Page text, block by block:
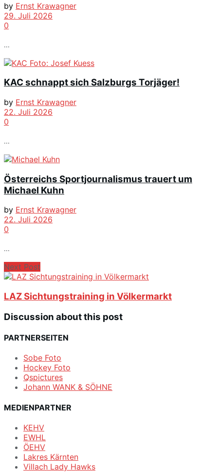
by Ernst Krawagner
29. Juli 2026
0
...
KAC schnappt sich Salzburgs Torjäger!
by Ernst Krawagner
22. Juli 2026
0
...
Österreichs Sportjournalismus trauert um
Michael Kuhn
by Ernst Krawagner
22. Juli 2026
0
...
Next Post
LAZ Sichtungstraining in Völkermarkt
Discussion about this post
PARTNERSEITEN
Sobe Foto
Hockey Foto
Qspictures
Johann WANK & SÖHNE
MEDIENPARTNER
KEHV
EWHL
ÖEHV
Lakres Kärnten
Villach Lady Hawks